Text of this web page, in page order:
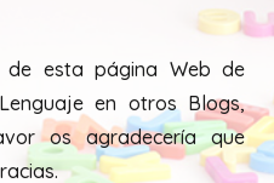
de esta página Web de
en otros Blogs,
os agradecería que